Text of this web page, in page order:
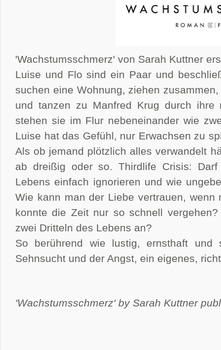
'Wachstumsschmerz' von Sarah Kuttner
Luise und Flo sind ein Paar und
suchen eine Wohnung, ziehen
und tanzen zu Manfred Krug durch
stehen sie im Flur nebeneinander wie
Luise hat das Gefühl, nur Erwachsen zu
Als ob jemand plötzlich alles verwandelt
ab dreißig oder so. Thirdlife Crisis:
Lebens einfach ignorieren und wie
Wie kann man der Liebe vertrauen,
konnte die Zeit nur so schnell
zwei Dritteln des Lebens an?
So berührend wie lustig, ernsthaft
Sehnsucht und der Angst, ein eigenes,
'Wachstumsschmerz' by Sarah Kuttner